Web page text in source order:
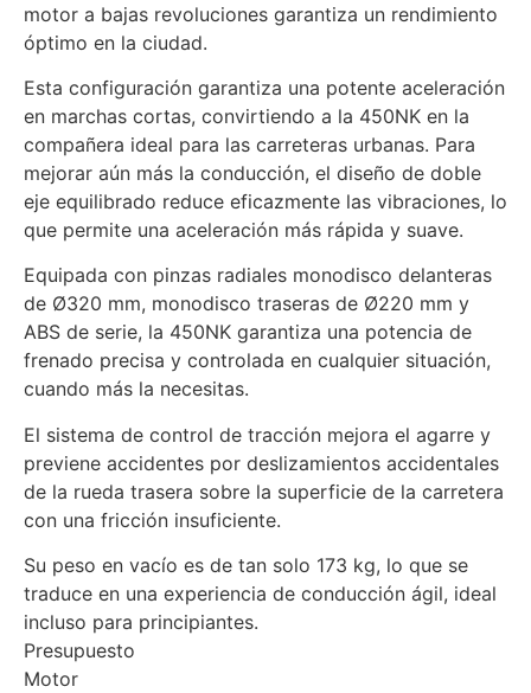
motor a bajas revoluciones garantiza un rendimiento
óptimo en la ciudad.
Esta configuración garantiza una potente aceleración
en marchas cortas, convirtiendo a la 450NK en la
compañera ideal para las carreteras urbanas. Para
mejorar aún más la conducción, el diseño de doble
eje equilibrado reduce eficazmente las vibraciones, lo
que permite una aceleración más rápida y suave.
Equipada con pinzas radiales monodisco delanteras
de Ø320 mm, monodisco traseras de Ø220 mm y
ABS de serie, la 450NK garantiza una potencia de
frenado precisa y controlada en cualquier situación,
cuando más la necesitas.
El sistema de control de tracción mejora el agarre y
previene accidentes por deslizamientos accidentales
de la rueda trasera sobre la superficie de la carretera
con una fricción insuficiente.
Su peso en vacío es de tan solo 173 kg, lo que se
traduce en una experiencia de conducción ágil, ideal
incluso para principiantes.
Presupuesto
Motor